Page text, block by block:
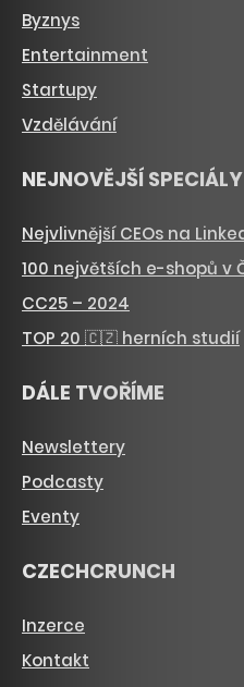
Byznys
Entertainment
Startupy
Vzdělávání
NEJNOVĚJŠÍ SPECIÁLY
Nejvlivnější CEOs na
100 největších e-shopů v
CC25 – 2024
TOP 20 🇨🇿 herních studií
DÁLE TVOŘÍME
Newslettery
Podcasty
Eventy
CZECHCRUNCH
Inzerce
Kontakt